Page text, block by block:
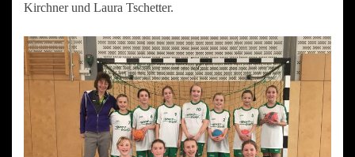
Kirchner und Laura Tschetter.